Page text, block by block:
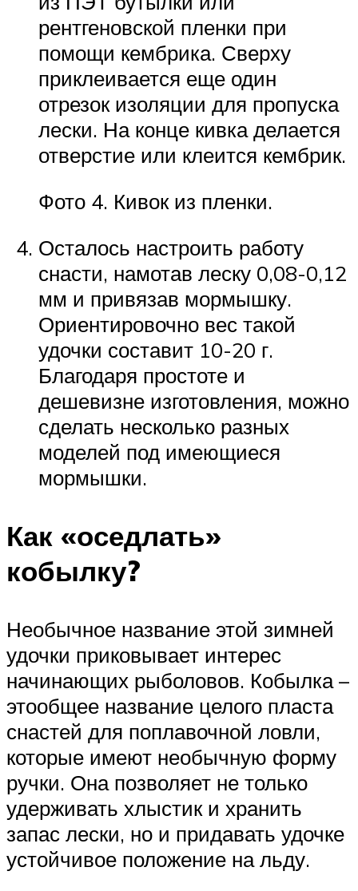
рентгеновской пленки при
помощи кембрика. Сверху
приклеивается еще один
отрезок изоляции для пропуска
лески. На конце кивка делается
отверстие или клеится кембрик.
Фото 4. Кивок из пленки.
Осталось настроить работу
снасти, намотав леску 0,08-0,12
мм и привязав мормышку.
Ориентировочно вес такой
удочки составит 10-20 г.
Благодаря простоте и
дешевизне изготовления, можно
сделать несколько разных
моделей под имеющиеся
мормышки.
Как «оседлать»
кобылку?
Необычное название этой зимней
удочки приковывает интерес
начинающих рыболовов. Кобылка –
этообщее название целого пласта
снастей для поплавочной ловли,
которые имеют необычную форму
ручки. Она позволяет не только
удерживать хлыстик и хранить
запас лески, но и придавать удочке
устойчивое положение на льду.